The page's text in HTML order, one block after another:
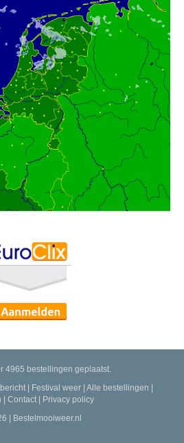
4965 bestellingen geplaatst.
| Festival weer| Alle bestellingen |
| Contact | Privacy policy
| Bestelmooiweer.nl